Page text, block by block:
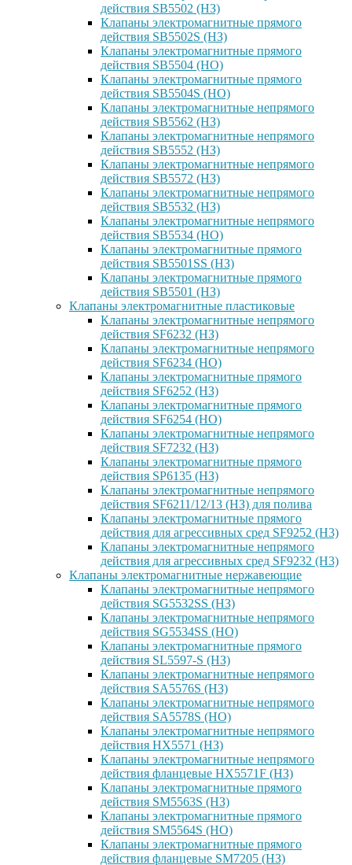
действия SB5502 (НЗ)
Клапаны электромагнитные прямого
действия SB5502S (НЗ)
Клапаны электромагнитные прямого
действия SB5504 (НО)
Клапаны электромагнитные прямого
действия SB5504S (НО)
Клапаны электромагнитные непрямого
действия SB5562 (НЗ)
Клапаны электромагнитные непрямого
действия SB5552 (НЗ)
Клапаны электромагнитные непрямого
действия SB5572 (НЗ)
Клапаны электромагнитные непрямого
действия SB5532 (НЗ)
Клапаны электромагнитные непрямого
действия SB5534 (НО)
Клапаны электромагнитные прямого
действия SB5501SS (НЗ)
Клапаны электромагнитные прямого
действия SB5501 (НЗ)
Клапаны электромагнитные пластиковые
Клапаны электромагнитные непрямого
действия SF6232 (НЗ)
Клапаны электромагнитные непрямого
действия SF6234 (НО)
Клапаны электромагнитные прямого
действия SF6252 (НЗ)
Клапаны электромагнитные прямого
действия SF6254 (НО)
Клапаны электромагнитные непрямого
действия SF7232 (НЗ)
Клапаны электромагнитные прямого
действия SP6135 (НЗ)
Клапаны электромагнитные непрямого
действия SF6211/12/13 (НЗ) для полива
Клапаны электромагнитные прямого
действия для агрессивных сред SF9252 (H3)
Клапаны электромагнитные непрямого
действия для агрессивных сред SF9232 (H3)
Клапаны электромагнитные нержавеющие
Клапаны электромагнитные непрямого
действия SG5532SS (НЗ)
Клапаны электромагнитные непрямого
действия SG5534SS (НО)
Клапаны электромагнитные прямого
действия SL5597-S (НЗ)
Клапаны электромагнитные непрямого
действия SA5576S (НЗ)
Клапаны электромагнитные непрямого
действия SA5578S (НО)
Клапаны электромагнитные непрямого
действия HX5571 (НЗ)
Клапаны электромагнитные непрямого
действия фланцевые HX5571F (НЗ)
Клапаны электромагнитные прямого
действия SM5563S (НЗ)
Клапаны электромагнитные прямого
действия SM5564S (НО)
Клапаны электромагнитные прямого
действия фланцевые SM7205 (НЗ)